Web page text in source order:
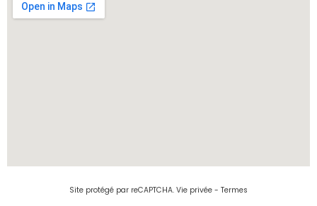
Site protégé par reCAPTCHA. Vie privée - Termes